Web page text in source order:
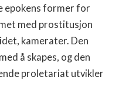
epokens former for
med prostitusjon
kamerater. Den
å skapes, og den
proletariat utvikler